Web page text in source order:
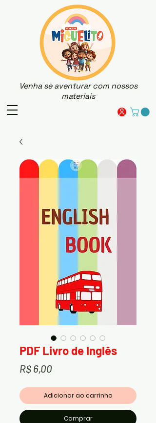
Venha se aventurar com nossos
materiais
PDF Livro de Inglês
R$ 6,00Preço
Adicionar ao carrinho
Comprar